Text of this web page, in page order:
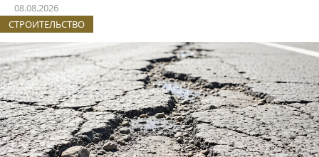
08.08.2026
СТРОИТЕЛЬСТВО